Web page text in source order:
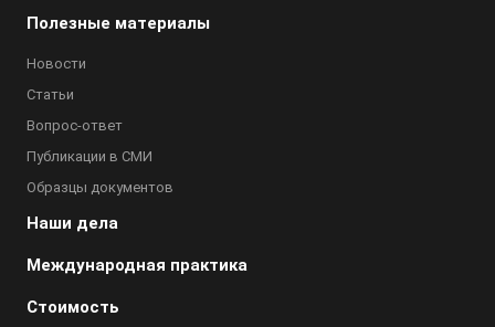
Полезные материалы
Новости
Статьи
Вопрос-ответ
Публикации в СМИ
Образцы документов
Наши дела
Международная практика
Стоимость